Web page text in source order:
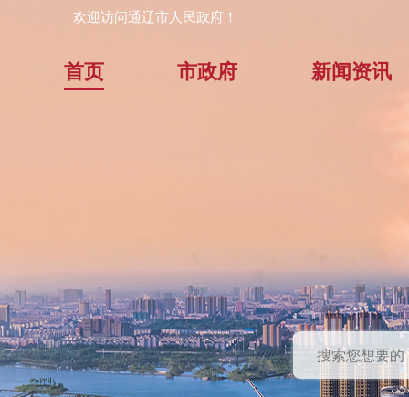
欢迎访问通辽市人民政府！
首页 市政府 新闻资讯